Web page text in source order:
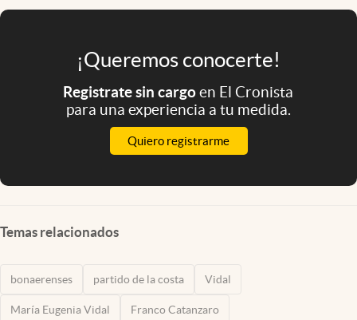
¡Queremos conocerte!
Registrate sin cargoen El Cronista
para una experiencia a tu medida.
Quiero registrarme
Temas relacionados
bonaerenses partido de la costa Vidal
María Eugenia Vidal Franco Catanzaro